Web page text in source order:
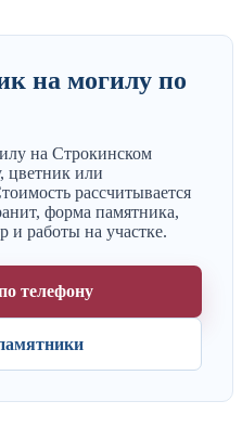
на могилу по
на Строкинском
цветник или
рассчитывается
форма памятника,
и работы на участке.
телефону